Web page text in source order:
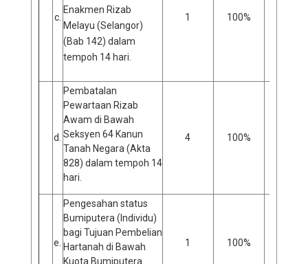
c.
Enakmen Rizab
Melayu (Selangor)
(Bab 142) dalam
tempoh 14 hari.
1 100%
d.
Pembatalan
Pewartaan Rizab
Awam di Bawah
Seksyen 64 Kanun
Tanah Negara (Akta
828) dalam tempoh 14
hari.
4 100%
e.
Pengesahan status
Bumiputera (Individu)
bagi Tujuan Pembelian
Hartanah di Bawah
Kuota Bumiputera
1 100%